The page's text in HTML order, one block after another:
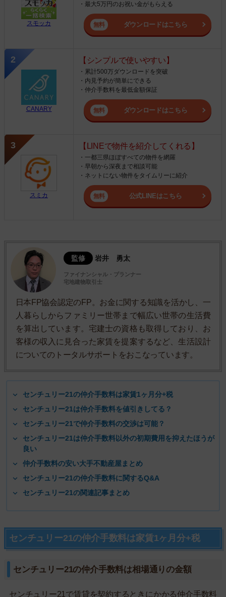
スモッカ
・最大5万円のお祝い金がもらえる
ダウンロードはこちら
CANARY
【シンプルで使いやすい】
・累計500万ダウンロードを突破
・内見予約が簡単にできる
・仲介手数料を最低金額保証
ダウンロードはこちら
スミカ
【LINEで物件を紹介してくれる】
・一都三県ほぼすべての物件を網羅
・早朝から深夜まで相談可能
・ネットにない物件をタイムリーに紹介
公式LINEはこちら
監修 岩井 勇太
ファイナンシャル・プランナー
宅地建物取引士
日本FP協会認定のFP。お金に関する知識を活かし、一
人暮らしからファミリー世帯まで幅広い世帯の生活費
を算出しています。宅建士の資格も取得しており、お
客様の収入に見合った家賃を提案するなど、生活設計
についてのトータルサポートをおこなっています。
センチュリー21の仲介手数料は家賃1ヶ月分+税
センチュリー21は仲介手数料を値引きしてる？
センチュリー21で仲介手数料の交渉は可能？
センチュリー21は仲介手数料以外の初期費用を抑えたほうが
良い
仲介手数料の安い大手不動産屋まとめ
センチュリー21の仲介手数料に関するQ&A
センチュリー21の関連記事まとめ
センチュリー21の仲介手数料は家賃1ヶ月分+税
センチュリー21の仲介手数料は相場通りの金額
センチュリー21で賃貸を契約するときにかかる仲介手数料